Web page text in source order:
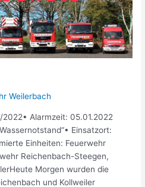
Weilerbach
Alarmzeit: 05.01.2022
Einsatzort:
Einheiten: Feuerwehr
Reichenbach-Steegen,
Morgen wurden die
und Kollweiler